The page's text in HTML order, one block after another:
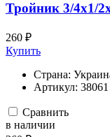
Тройник 3/
260 ₽
Купить
Страна:
Артикул: 38061
Сравнить
в наличии